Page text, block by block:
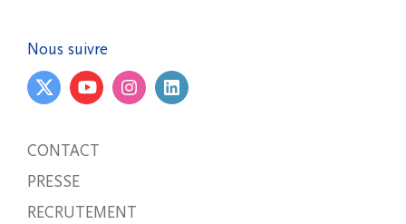
Nous suivre
CONTACT
PRESSE
RECRUTEMENT